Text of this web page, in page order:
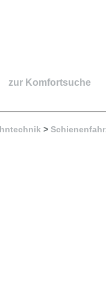
zur Komfortsuche
>